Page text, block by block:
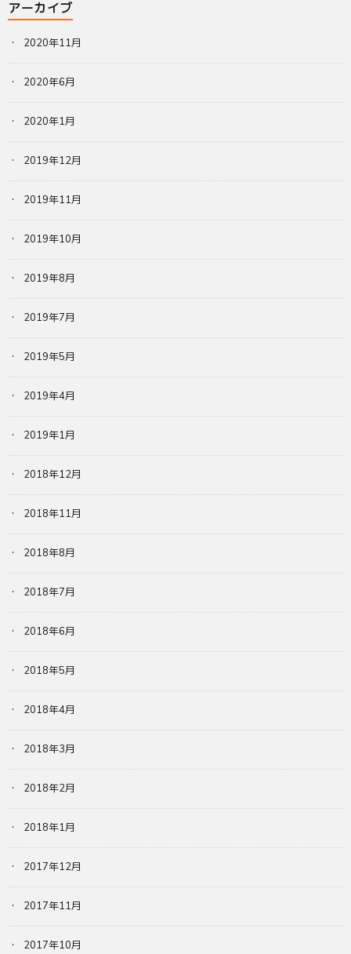
アーカイブ
2020年11月
2020年6月
2020年1月
2019年12月
2019年11月
2019年10月
2019年8月
2019年7月
2019年5月
2019年4月
2019年1月
2018年12月
2018年11月
2018年8月
2018年7月
2018年6月
2018年5月
2018年4月
2018年3月
2018年2月
2018年1月
2017年12月
2017年11月
2017年10月